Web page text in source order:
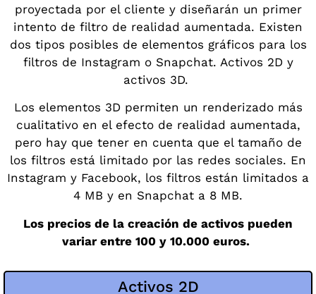
proyectada por el cliente y diseñarán un primer
intento de filtro de realidad aumentada. Existen
dos tipos posibles de elementos gráficos para los
filtros de Instagram o Snapchat. Activos 2D y
activos 3D.
Los elementos 3D permiten un renderizado más
cualitativo en el efecto de realidad aumentada,
pero hay que tener en cuenta que el tamaño de
los filtros está limitado por las redes sociales. En
Instagram y Facebook, los filtros están limitados a
4 MB y en Snapchat a 8 MB.
Los precios de la creación de activos pueden
variar entre 100 y 10.000 euros.
Activos 2D